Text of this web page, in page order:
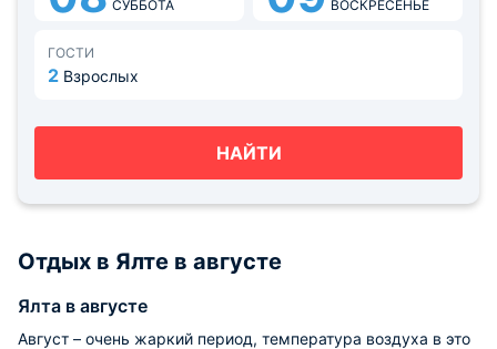
СУББОТА
ВОСКРЕСЕНЬЕ
ГОСТИ
2 Взрослых
НАЙТИ
Отдых в Ялте в августе
Ялта в августе
Август – очень жаркий период, температура воздуха в это